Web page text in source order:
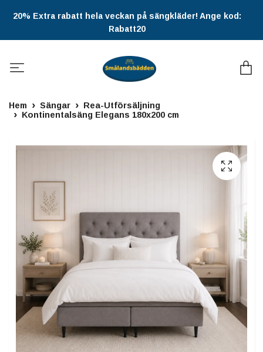
20% Extra rabatt hela veckan på sängkläder! Ange kod:
Rabatt20
Hem Sängar
Rea-Utförsäljning
Kontinentalsäng Elegans 180x200 cm